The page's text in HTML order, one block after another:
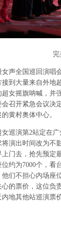
全国巡回演唱会
到大量来自外地
女摇旗呐喊，并
会召开紧急会议决
黄村奥体中心。
演第2站定在广
将演出时间改为不
上门去，抢先预定
约为7000个，看
他们不担心内场座
的票价，这位负
地其他站巡演票